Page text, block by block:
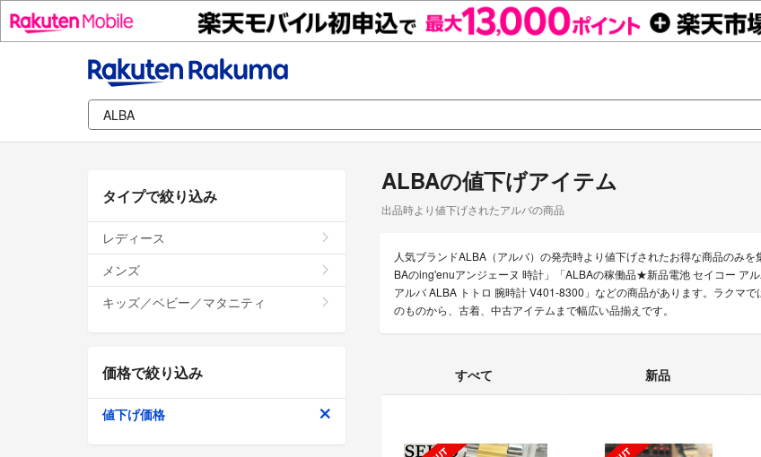
ALBAの値下げアイテム
出品時より値下げされたアルバの商品
人気ブランドALBA（アルバ）の発売時より値下げされたお得な商品のみ
BAのing'enuアンジェーヌ 時計」「ALBAの稼働品★新品電池 セイコー ア
アルバ ALBA トトロ 腕時計 V401-8300」などの商品があります。ラクマ
のものから、古着、中古アイテムまで幅広い品揃えです。
すべて 新品
タイプで絞り込み
レディース
メンズ
キッズ／ベビー／マタニティ
価格で絞り込み
値下げ価格